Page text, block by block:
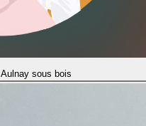
Aulnay sous bois